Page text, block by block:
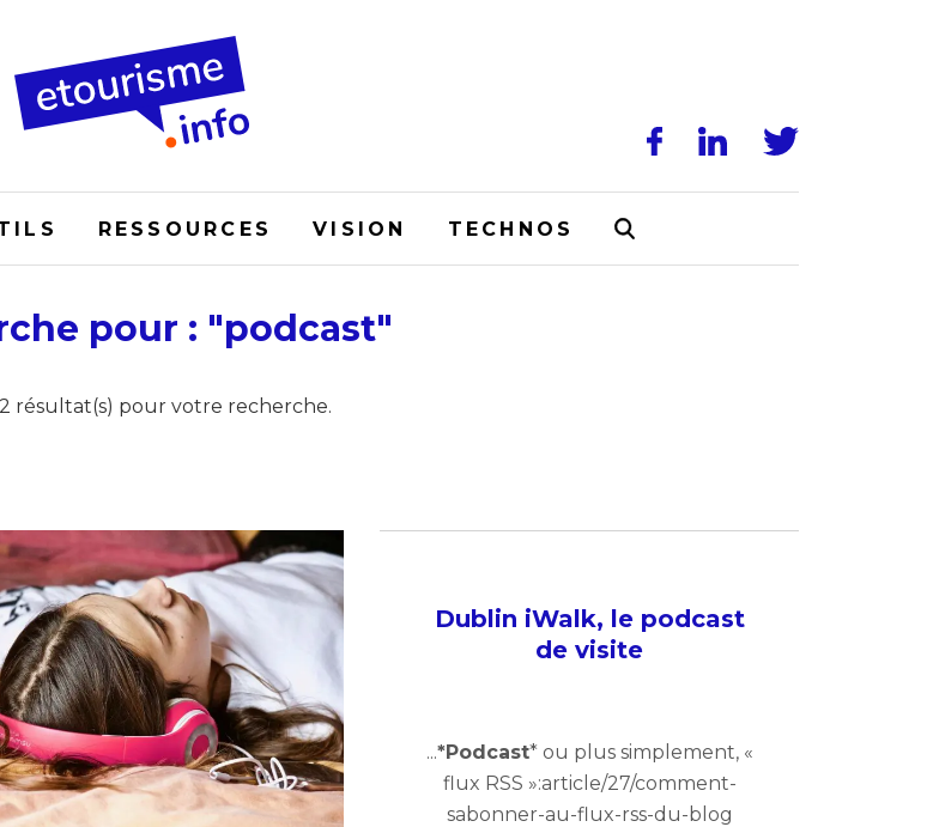
RESSOURCES VISION TECHNOS
pour : "podcast"
résultat(s) pour votre recherche.
Dublin iWalk, le podcast
de visite
...*Podcast* ou plus simplement, «
flux RSS »:article/27/comment-
sabonner-au-flux-rss-du-blog